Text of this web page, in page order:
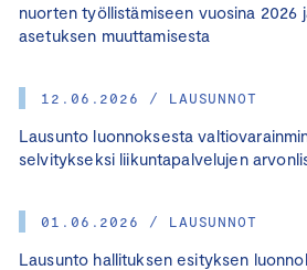
nuorten työllistämiseen vuosina 2026
asetuksen muuttamisesta
12.06.2026 / LAUSUNNOT
Lausunto luonnoksesta
selvitykseksi liikuntapalvelujen
01.06.2026 / LAUSUNNOT
Lausunto hallituksen esityksen